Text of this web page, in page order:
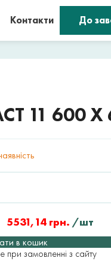
Контакти До
11 600
5531,14 грн. /шт
в кошик
при замовленні з сайту